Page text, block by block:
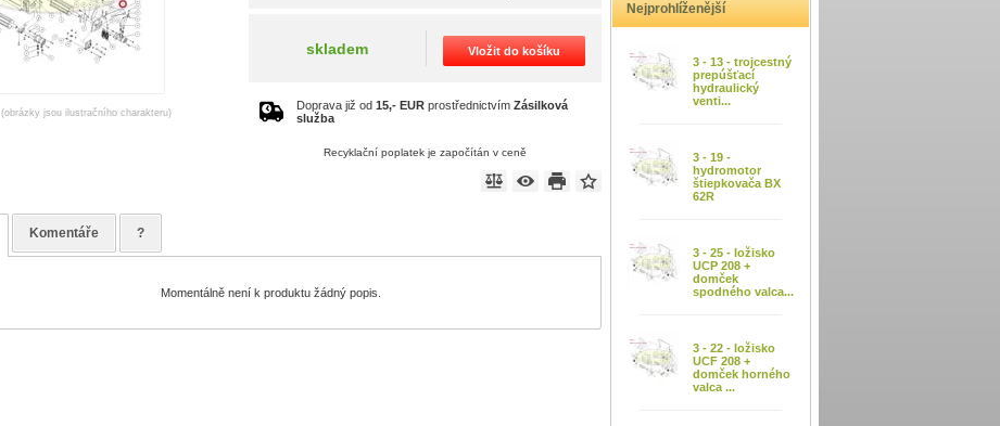
Nejprohlíženější
3 - 13 - trojcestný
prepúšťací
hydraulický
venti...
3 - 19 -
hydromotor
štiepkovača BX
62R
3 - 25 - ložisko
UCP 208 +
domček
spodného valca...
3 - 22 - ložisko
UCF 208 +
domček horného
valca ...
(obrázky jsou ilustračního charakteru)
skladem Vložit do košíku
Doprava již od15,- EUR prostřednictvímZásilková
služba
Recyklační poplatek je započítán v ceně
Komentáře ?
Momentálně není k produktu žádný popis.